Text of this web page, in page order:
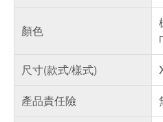
顏色
尺寸(款式/樣式)
產品責任險